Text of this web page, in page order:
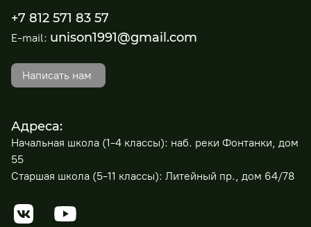
+7 812 571 83 57
E-mail: unison1991@gmail.com
Написать нам
Адреса:
Начальная школа (1-4 классы): наб. реки Фонтанки, дом
55
Старшая школа (5-11 классы): Литейный пр., дом 64/78